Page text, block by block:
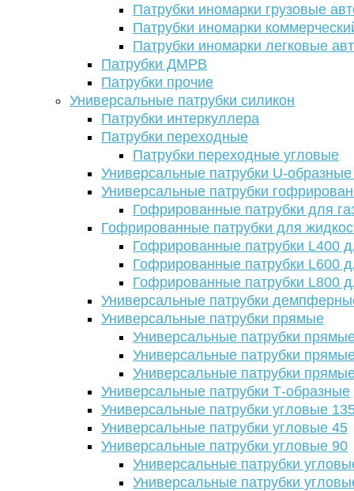
Патрубки иномарки грузовые
Патрубки иномарки
Патрубки иномарки легковые
Патрубки ДМРВ
Патрубки прочие
Универсальные патрубки силикон
Патрубки интеркуллера
Патрубки переходные
Патрубки переходные угловые
Универсальные патрубки U-
Универсальные патрубки
Гофрированные патрубки для
Гофрированные патрубки для
Гофрированные патрубки L400
Гофрированные патрубки L600
Гофрированные патрубки L800
Универсальные патрубки
Универсальные патрубки прямые
Универсальные патрубки
Универсальные патрубки
Универсальные патрубки
Универсальные патрубки Т-образные
Универсальные патрубки угловые
Универсальные патрубки угловые 45
Универсальные патрубки угловые 90
Универсальные патрубки
Универсальные патрубки